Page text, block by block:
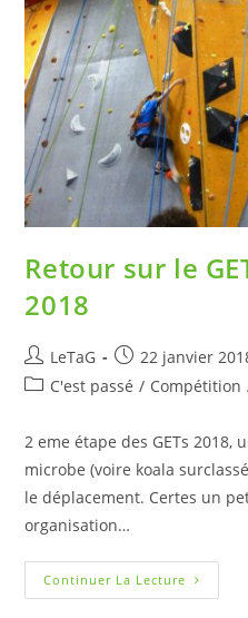
Retour sur le
2018
LeTaG
22 janvier
C'est passé / Compétition
2 eme étape des GETs 2018,
microbe (voire koala
le déplacement. Certes un
organisation…
Continuer La Lecture